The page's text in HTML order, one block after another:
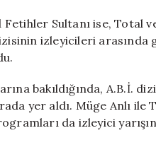
Fetihler Sultanı ise, Total
izleyicileri arasında
bakıldığında, A.B.İ.
yer aldı. Müge Anlı
da izleyici